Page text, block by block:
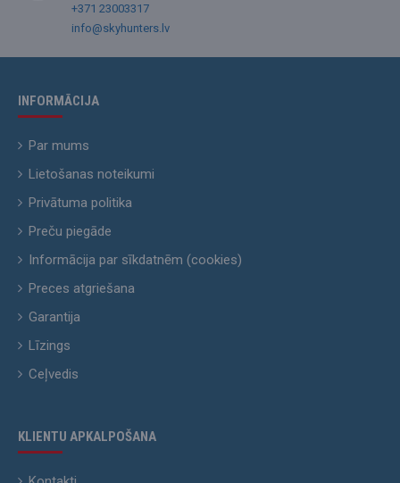
+371 23003317
info@skyhunters.lv
INFORMĀCIJA
Par mums
Lietošanas noteikumi
Privātuma politika
Preču piegāde
Informācija par sīkdatnēm (cookies)
Preces atgriešana
Garantija
Līzings
Ceļvedis
KLIENTU APKALPOŠANA